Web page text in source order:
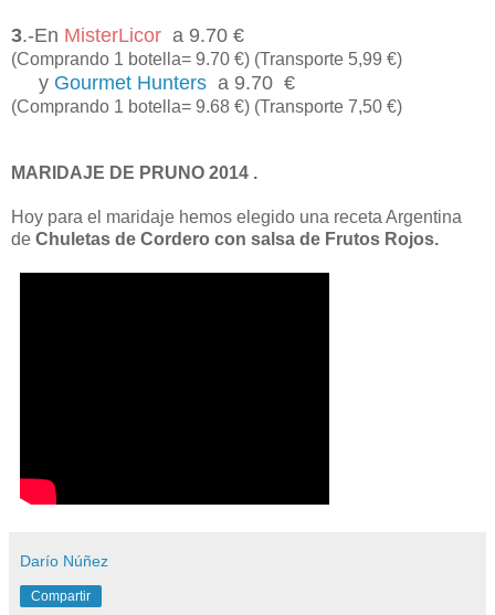
3.-En MisterLicor a 9.70 €
(Comprando 1 botella= 9.70 €) (Transporte 5,99 €)
y Gourmet Hunters a 9.70 €
(Comprando 1 botella= 9.68 €) (Transporte 7,50 €)
MARIDAJE DE PRUNO 2014 .
Hoy para el maridaje hemos elegido una receta Argentina
de Chuletas de Cordero con salsa de Frutos Rojos.
Darío Núñez
Compartir